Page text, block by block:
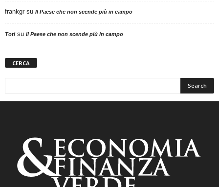
frankgr su Il Paese che non scende più in campo
Totisu Il Paese che non scende più in campo
CERCA